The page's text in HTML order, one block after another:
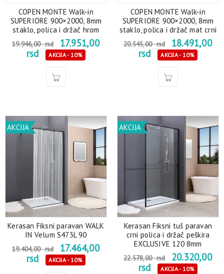
COPEN MONTE Walk-in
SUPERIORE 900×2000, 8mm
staklo, polica i držač hrom
19.946,00rsd
17.951,00
rsd
AKCIJA - 10%
COPEN MONTE Walk-in
SUPERIORE 900×2000, 8mm
staklo, polica i držač mat crni
20.545,00rsd
18.491,00
rsd
AKCIJA - 10%
AKCIJA
Kerasan Fiksni paravan WALK
IN Velum S473L 90
19.404,00rsd
17.464,00
rsd
AKCIJA - 10%
AKCIJA
Kerasan Fiksni tuš paravan
crni polica i držač peškira
EXCLUSIVE 120 8mm
22.578,00rsd
20.320,00
rsd
AKCIJA - 10%